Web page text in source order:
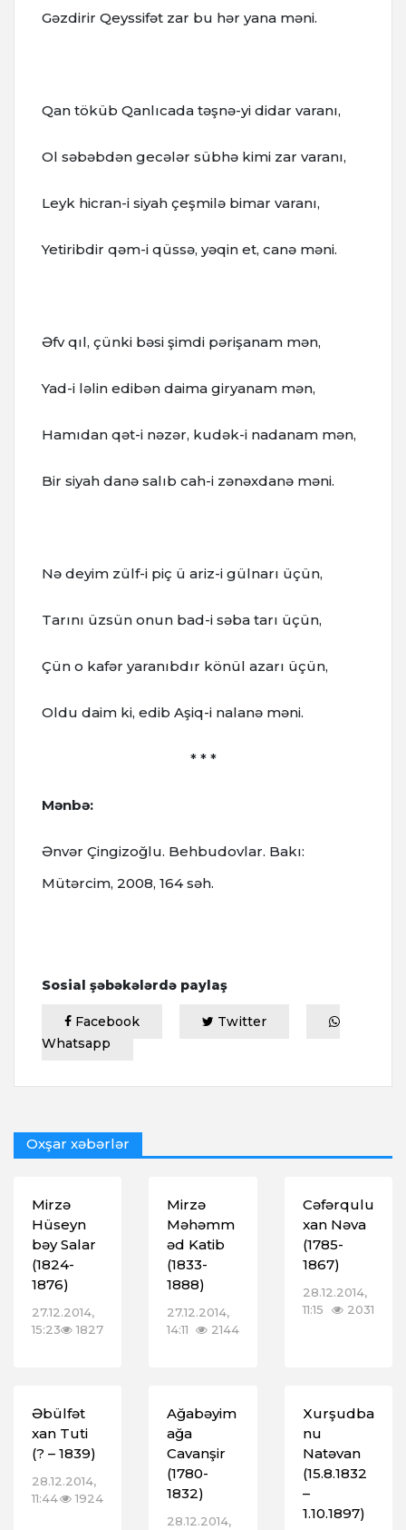
Gəzdirir Qeyssifət zar bu hər yana məni.
Qan töküb Qanlıcada təşnə-yi didar varanı,
Ol səbəbdən gecələr sübhə kimi zar varanı,
Leyk hicran-i siyah çeşmilə bimar varanı,
Yetiribdir qəm-i qüssə, yəqin et, canə məni.
Əfv qıl, çünki bəsi şimdi pərişanam mən,
Yad-i ləlin edibən daima giryanam mən,
Hamıdan qət-i nəzər, kudək-i nadanam mən,
Bir siyah danə salıb cah-i zənəxdanə məni.
Nə deyim zülf-i piç ü ariz-i gülnarı üçün,
Tarını üzsün onun bad-i səba tarı üçün,
Çün o kafər yaranıbdır könül azarı üçün,
Oldu daim ki, edib Aşiq-i nalanə məni.
* * *
Mənbə:
Ənvər Çingizoğlu. Behbudovlar. Bakı:
Mütərcim, 2008, 164 səh.
Sosial şəbəkələrdə paylaş
Facebook
Twitter
Whatsapp
Oxşar xəbərlər
Mirzə
Hüseyn
bəy Salar
(1824-
1876)
27.12.2014,
15:23
1827
Mirzə
Məhəmm
əd Katib
(1833-
1888)
27.12.2014,
14:11
2144
Cəfərqulu
xan Nəva
(1785-
1867)
28.12.2014,
11:15
2031
Əbülfət
xan Tuti
(? – 1839)
28.12.2014,
11:44
1924
Ağabəyim
ağa
Cavanşir
(1780-
1832)
28.12.2014,
Xurşudba
nu
Natəvan
(15.8.1832
–
1.10.1897)